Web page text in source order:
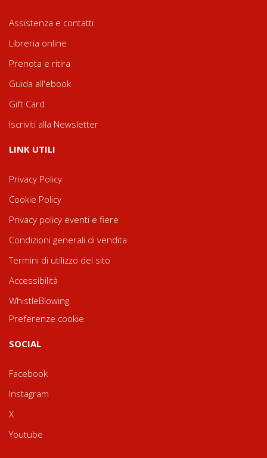
Assistenza e contatti
Libreria online
Prenota e ritira
Guida all'ebook
Gift Card
Iscriviti alla Newsletter
LINK UTILI
Privacy Policy
Cookie Policy
Privacy policy eventi e fiere
Condizioni generali di vendita
Termini di utilizzo del sito
Accessibilità
WhistleBlowing
Preferenze cookie
SOCIAL
Facebook
Instagram
X
Youtube